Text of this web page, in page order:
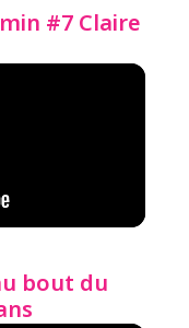
#7 Claire
bout du